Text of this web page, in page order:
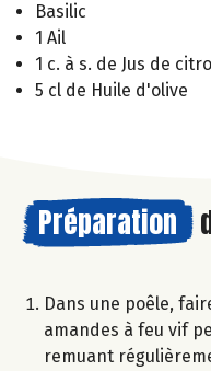
Basilic
1 Ail
1 c. à s. de Jus de
5 cl de Huile d'olive
Préparation
Dans une poêle,
amandes à feu vif
remuant